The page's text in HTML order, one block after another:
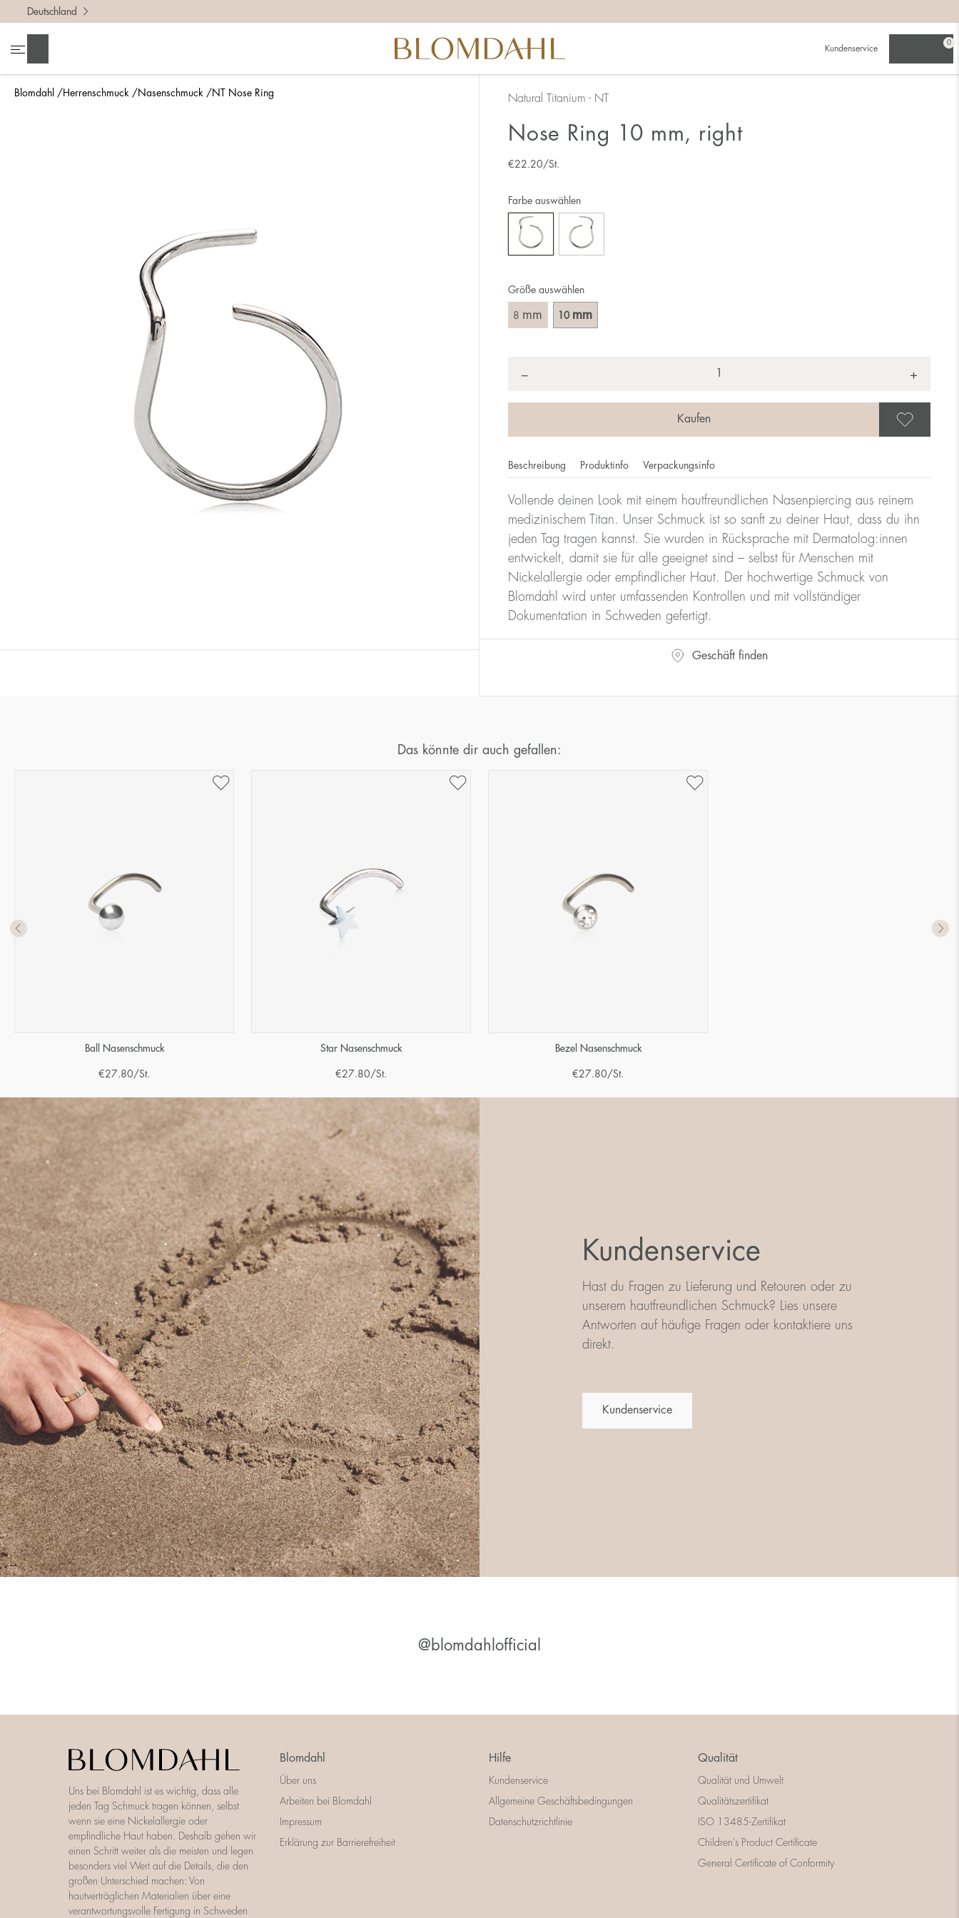
Blomdahl Herrenschmuck Nasenschmuck NT Nose Ring
Deutschland
Kundenservice
0
Natural Titanium - NT
Nose Ring 10 mm, right
€22.20/St.
Größe auswählen
8 mm 10 mm
Farbe auswählen
− +
Beschreibung Produktinfo Verpackungsinfo
Vollende deinen Look mit einem hautfreundlichen Nasenpiercing aus reinem
medizinischem Titan. Unser Schmuck ist so sanft zu deiner Haut, dass du ihn
jeden Tag tragen kannst. Sie wurden in Rücksprache mit Dermatolog:innen
entwickelt, damit sie für alle geeignet sind – selbst für Menschen mit
Nickelallergie oder empfindlicher Haut. Der hochwertige Schmuck von
Blomdahl wird unter umfassenden Kontrollen und mit vollständiger
Dokumentation in Schweden gefertigt.
Geschäft finden
Das könnte dir auch gefallen:
Ball Nasenschmuck
€27.80 /St.
Star Nasenschmuck
€27.80 /St.
Bezel Nasenschmuck
€27.80 /St.
Kundenservice
Hast du Fragen zu Lieferung und Retouren oder zu
unserem hautfreundlichen Schmuck? Lies unsere
Antworten auf häufige Fragen oder kontaktiere uns
direkt.
Kundenservice
@blomdahlofficial
Uns bei Blomdahl ist es wichtig, dass alle
jeden Tag Schmuck tragen können, selbst
wenn sie eine Nickelallergie oder
empfindliche Haut haben. Deshalb gehen wir
einen Schritt weiter als die meisten und legen
besonders viel Wert auf die Details, die den
großen Unterschied machen: Von
hautverträglichen Materialien über eine
verantwortungsvolle Fertigung in Schweden
Blomdahl
Über uns
Arbeiten bei Blomdahl
Impressum
Erklärung zur Barrierefreiheit
Hilfe
Kundenservice
Allgemeine Geschäftsbedingungen
Datenschutzrichtlinie
Qualität
Qualität und Umwelt
Qualitätszertifikat
ISO 13485-Zertifikat
Children's Product Certificate
General Certificate of Conformity